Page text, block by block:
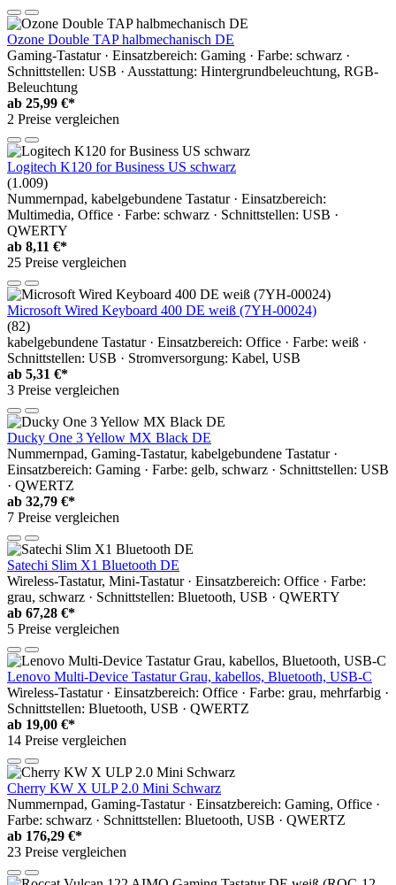
Ozone Double TAP halbmechanisch DE
Gaming-Tastatur · Einsatzbereich: Gaming · Farbe: schwarz ·
Schnittstellen: USB · Ausstattung: Hintergrundbeleuchtung, RGB-
Beleuchtung
ab 25,99 €*
2 Preise vergleichen
Logitech K120 for Business US schwarz
(1.009)
Nummernpad, kabelgebundene Tastatur · Einsatzbereich:
Multimedia, Office · Farbe: schwarz · Schnittstellen: USB ·
QWERTY
ab 8,11 €*
25 Preise vergleichen
Microsoft Wired Keyboard 400 DE weiß (7YH-00024)
(82)
kabelgebundene Tastatur · Einsatzbereich: Office · Farbe: weiß ·
Schnittstellen: USB · Stromversorgung: Kabel, USB
ab 5,31 €*
3 Preise vergleichen
Ducky One 3 Yellow MX Black DE
Nummernpad, Gaming-Tastatur, kabelgebundene Tastatur ·
Einsatzbereich: Gaming · Farbe: gelb, schwarz · Schnittstellen: USB
· QWERTZ
ab 32,79 €*
7 Preise vergleichen
Satechi Slim X1 Bluetooth DE
Wireless-Tastatur, Mini-Tastatur · Einsatzbereich: Office · Farbe:
grau, schwarz · Schnittstellen: Bluetooth, USB · QWERTY
ab 67,28 €*
5 Preise vergleichen
Lenovo Multi-Device Tastatur Grau, kabellos, Bluetooth, USB-C
Wireless-Tastatur · Einsatzbereich: Office · Farbe: grau, mehrfarbig ·
Schnittstellen: Bluetooth, USB · QWERTZ
ab 19,00 €*
14 Preise vergleichen
Cherry KW X ULP 2.0 Mini Schwarz
Nummernpad, Gaming-Tastatur · Einsatzbereich: Gaming, Office ·
Farbe: schwarz · Schnittstellen: Bluetooth, USB · QWERTZ
ab 176,29 €*
23 Preise vergleichen